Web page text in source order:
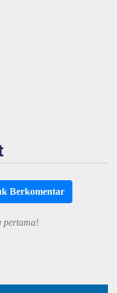
Berkomentar
pertama!